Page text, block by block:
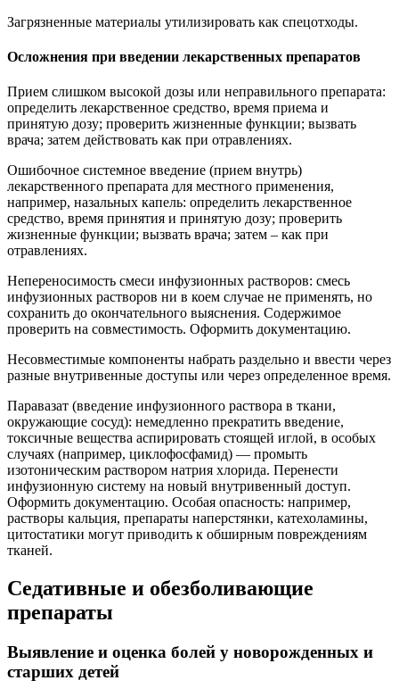
Загрязненные материалы утилизировать как спецотходы.
Осложнения при введении лекарственных препаратов
Прием слишком высокой дозы или неправильного препарата:
определить лекарственное средство, время приема и
принятую дозу; проверить жизненные функции; вызвать
врача; затем действовать как при отравлениях.
Ошибочное системное введение (прием внутрь)
лекарственного препарата для местного применения,
например, назальных капель: определить лекарственное
средство, время принятия и принятую дозу; проверить
жизненные функции; вызвать врача; затем – как при
отравлениях.
Непереносимость смеси инфузионных растворов: смесь
инфузионных растворов ни в коем случае не применять, но
сохранить до окончательного выяснения. Содержимое
проверить на совместимость. Оформить документацию.
Несовместимые компоненты набрать раздельно и ввести через
разные внутривенные доступы или через определенное время.
Паравазат (введение инфузионного раствора в ткани,
окружающие сосуд): немедленно прекратить введение,
токсичные вещества аспирировать стоящей иглой, в особых
случаях (например, циклофосфамид) — промыть
изотоническим раствором натрия хлорида. Перенести
инфузионную систему на новый внутривенный доступ.
Оформить документацию. Особая опасность: например,
растворы кальция, препараты наперстянки, катехоламины,
цитостатики могут приводить к обширным повреждениям
тканей.
Седативные и обезболивающие
препараты
Выявление и оценка болей у новорожденных и
старших детей